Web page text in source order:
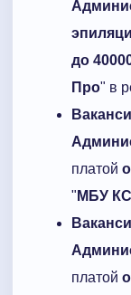
до
Про" в
платой
" МБУ
платой